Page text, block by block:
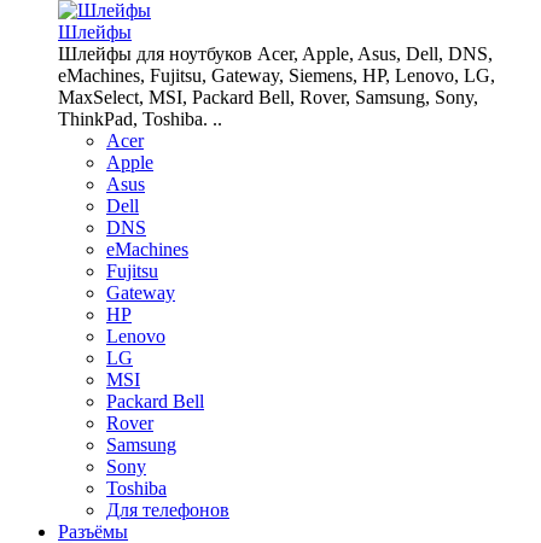
Шлейфы
Шлейфы для ноутбуков Acer, Apple, Asus, Dell, DNS,
eMachines, Fujitsu, Gateway, Siemens, HP, Lenovo, LG,
MaxSelect, MSI, Packard Bell, Rover, Samsung, Sony,
ThinkPad, Toshiba. ..
Acer
Apple
Asus
Dell
DNS
eMachines
Fujitsu
Gateway
HP
Lenovo
LG
MSI
Packard Bell
Rover
Samsung
Sony
Toshiba
Для телефонов
Разъёмы